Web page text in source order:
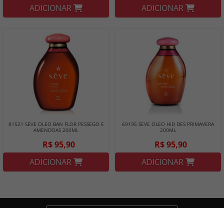
ADICIONAR
ADICIONAR
81521 SEVE OLEO BAN FLOR PESSEGO E
AMENDOAS 200ML
R$ 95,90
ADICIONAR
69195 SEVE OLEO HID DES PRIMAVERA
200ML
R$ 95,90
ADICIONAR